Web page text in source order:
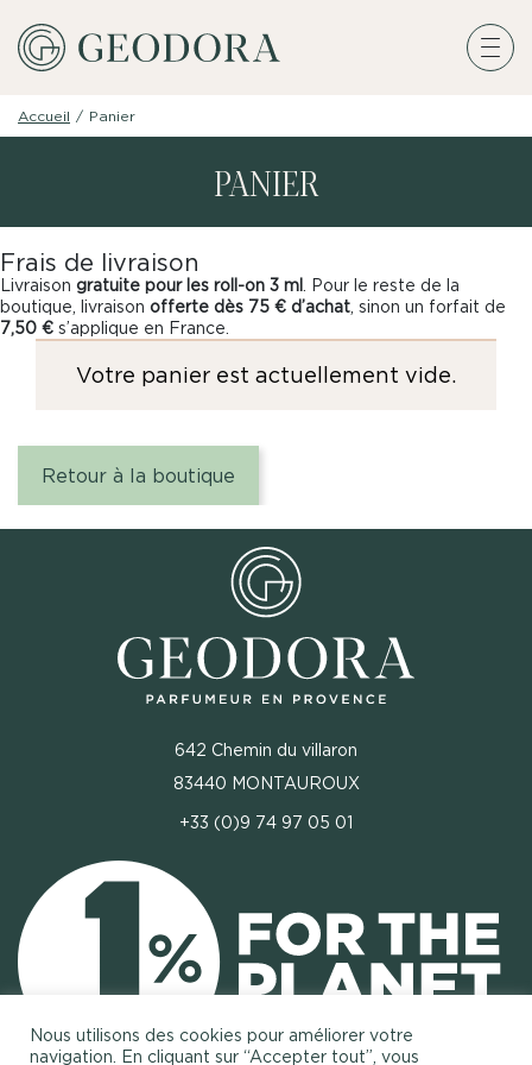
Accueil / Panier
PANIER
Frais de livraison
Livraison gratuite pour les roll-on 3 ml
. Pour le reste de la
boutique, livraison offerte dès 75 € d’achat , sinon un forfait de
7,50 € s’applique en France.
Votre panier est actuellement vide.
Retour à la boutique
642 Chemin du villaron
83440 MONTAUROUX
+33 (0)9 74 97 05 01
Nous utilisons des cookies pour améliorer votre
navigation. En cliquant sur “Accepter tout”, vous